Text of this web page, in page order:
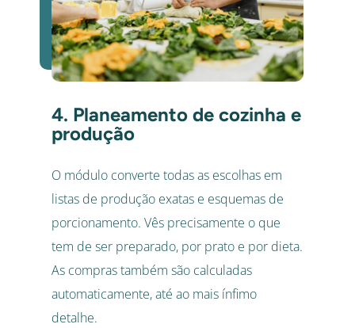
4. Planeamento de cozinha e
produção
O módulo converte todas as escolhas em
listas de produção exatas e esquemas de
porcionamento. Vês precisamente o que
tem de ser preparado, por prato e por dieta.
As compras também são calculadas
automaticamente, até ao mais ínfimo
detalhe.